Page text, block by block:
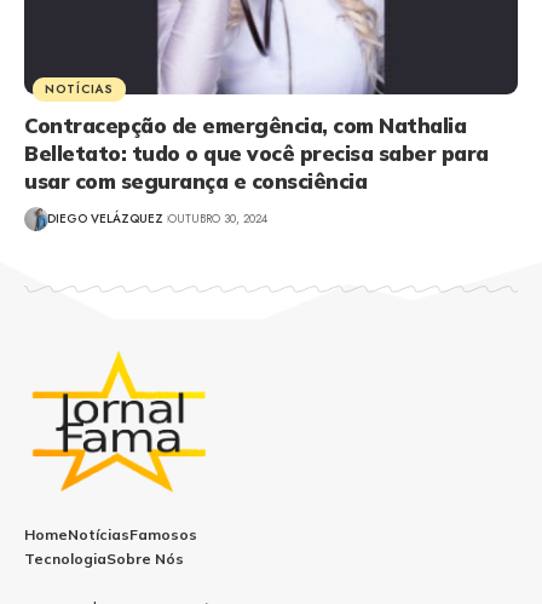
NOTÍCIAS
Contracepção de emergência, com Nathalia
Belletato: tudo o que você precisa saber para
usar com segurança e consciência
DIEGO VELÁZQUEZ OUTUBRO 30, 2024
HomeNotíciasFamosos
TecnologiaSobre Nós